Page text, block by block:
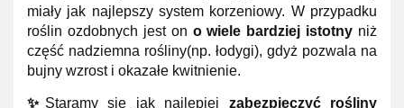
miały jak najlepszy system korzeniowy. W przypadku
roślin ozdobnych jest on o wiele bardziej istotny niż
część nadziemna rośliny(np. łodygi), gdyż pozwala na
bujny wzrost i okazałe kwitnienie.
✨ Staramy się jak najlepiej zabezpieczyć rośliny